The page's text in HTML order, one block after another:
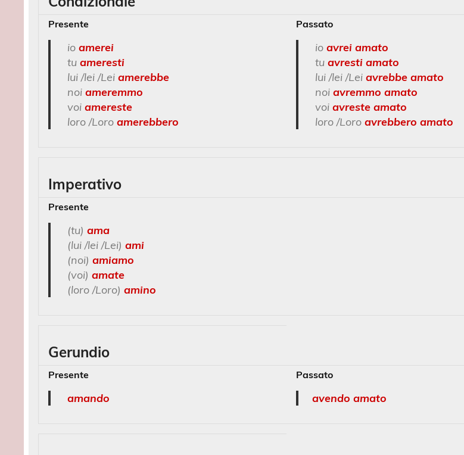
Presente
io amerei
tu ameresti
lui /lei /Lei amerebbe
noi ameremmo
voi amereste
loro /Loro amerebbero
Passato
io avrei amato
tu avresti amato
lui /lei /Lei avrebbe amato
noi avremmo amato
voi avreste amato
loro /Loro avrebbero amato
Imperativo
Presente
(tu) ama
(lui /lei /Lei) ami
(noi) amiamo
(voi) amate
(loro /Loro) amino
Gerundio
Presente
amando
Passato
avendo amato